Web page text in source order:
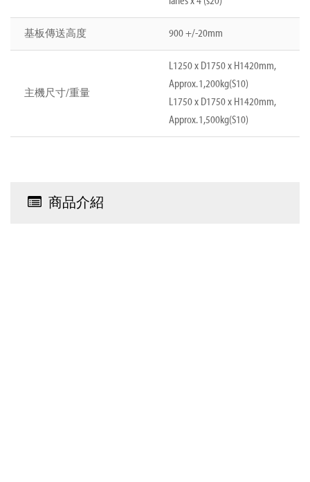
基板傳送高度 900 +/-20mm
主機尺寸/重量
L1250 x D1750 x H1420mm,
Approx. 1,200kg(S10)
L1750 x D1750 x H1420mm,
Approx. 1,500kg(S10)
商品介紹